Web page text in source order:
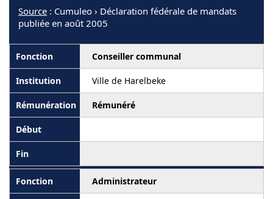
Source : Cumuleo › Déclaration fédérale de mandats
publiée en août 2005
Conseiller communal
Ville de Harelbeke
Rémunéré
Administrateur